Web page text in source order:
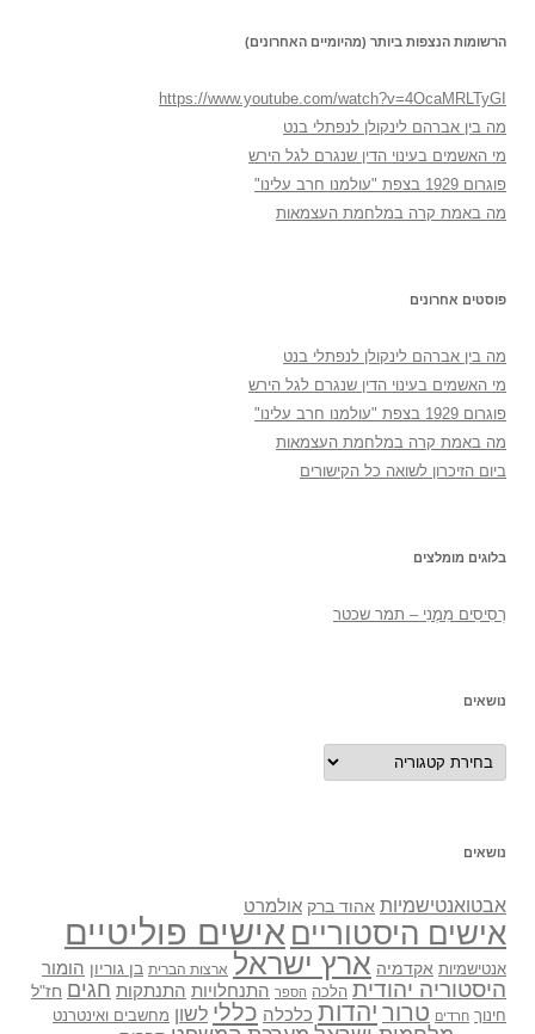
הרשומות הנצפות ביותר (מהיומיים האחרונים)
https://www.youtube.com/watch?v=4OcaMRLTyGI
מה בין אברהם לינקולן לנפתלי בנט
מי האשמים בעינוי הדין שנגרם לגל הירש
פוגרום 1929 בצפת "עולמנו חרב עלינו"
מה באמת קרה במלחמת העצמאות
פוסטים אחרונים
מה בין אברהם לינקולן לנפתלי בנט
מי האשמים בעינוי הדין שנגרם לגל הירש
פוגרום 1929 בצפת "עולמנו חרב עלינו"
מה באמת קרה במלחמת העצמאות
ביום הזיכרון לשואה כל הקישורים
בלוגים מומלצים
רְסִיסִים מִמֶנִי – תמר שכטר
נושאים
נושאים
נושאים
אבטואנטישמיות אהוד ברק אולמרט
אישים היסטוריים אישים פוליטיים
אנטישמיות אקדמיה ארץ ישראל ארצות הברית בן גוריון הומור
היסטוריה יהודית הלכה הספר התנחלויות התנתקות חגים חז"ל
חינוך חרדים טרור יהדות כלכלה כללי לשון מחשבים ואינטרנט